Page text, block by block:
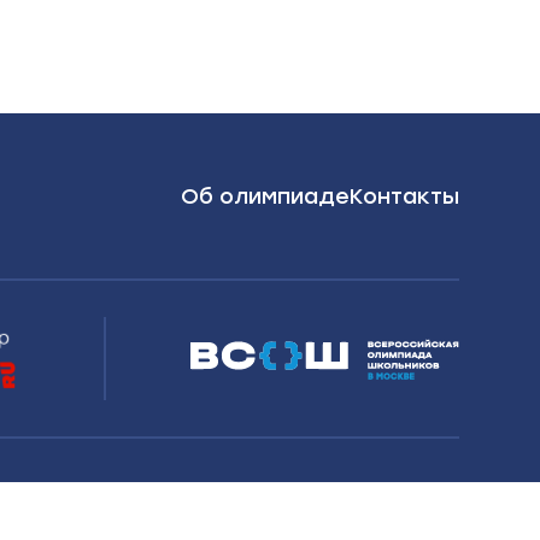
Об олимпиадеКонтакты